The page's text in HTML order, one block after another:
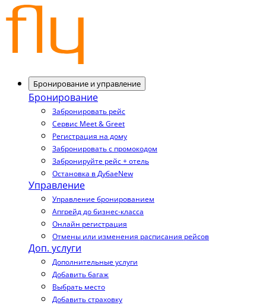
Бронирование и управление
Бронирование
Забронировать рейс
Сервис Meet & Greet
Регистрация на дому
Забронировать с промокодом
Забронируйте рейс + отель
Остановка в ДубаеNew
Управление
Управление бронированием
Апгрейд до бизнес-класса
Онлайн регистрация
Отмены или изменения расписания рейсов
Доп. услуги
Дополнительные услуги
Добавить багаж
Выбрать место
Добавить страховку